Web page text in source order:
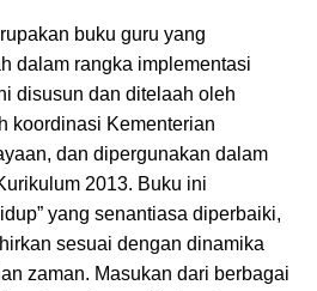
buku guru yang
dalam rangka implementasi
disusun dan ditelaah oleh
koordinasi Kementerian
dan dipergunakan dalam
2013. Buku ini
yang senantiasa diperbaiki,
sesuai dengan dinamika
zaman. Masukan dari berbagai